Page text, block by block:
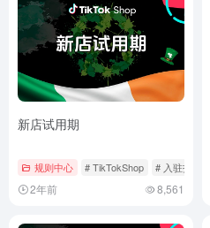
新店试用期
规则中心 # TikTokShop # 入驻指南
2年前 8,561